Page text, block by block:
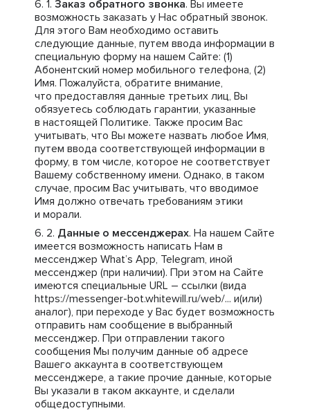
Заказ обратного звонка. Вы имеете
возможность заказать у Нас обратный звонок.
Для этого Вам необходимо оставить
следующие данные, путем ввода информации в
специальную форму на нашем Сайте: (1)
Абонентский номер мобильного телефона, (2)
Имя. Пожалуйста, обратите внимание,
что предоставляя данные третьих лиц, Вы
обязуетесь соблюдать гарантии, указанные
в настоящей Политике. Также просим Вас
учитывать, что Вы можете назвать любое Имя,
путем ввода соответствующей информации в
форму, в том числе, которое не соответствует
Вашему собственному имени. Однако, в таком
случае, просим Вас учитывать, что вводимое
Имя должно отвечать требованиям этики
и морали.
Данные о мессенджерах. На нашем Сайте
имеется возможность написать Нам в
мессенджер What’s App, Telegram, иной
мессенджер (при наличии). При этом на Сайте
имеются специальные URL – ссылки (вида
https://messenger-bot.whitewill.ru/web/... и(или)
аналог), при переходе у Вас будет возможность
отправить нам сообщение в выбранный
мессенджер. При отправлении такого
сообщения Мы получим данные об адресе
Вашего аккаунта в соответствующем
мессенджере, а такие прочие данные, которые
Вы указали в таком аккаунте, и сделали
общедоступными.